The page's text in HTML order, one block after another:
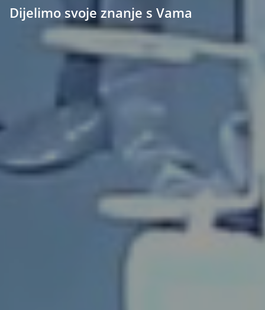
Dijelimo svoje znanje s Vama